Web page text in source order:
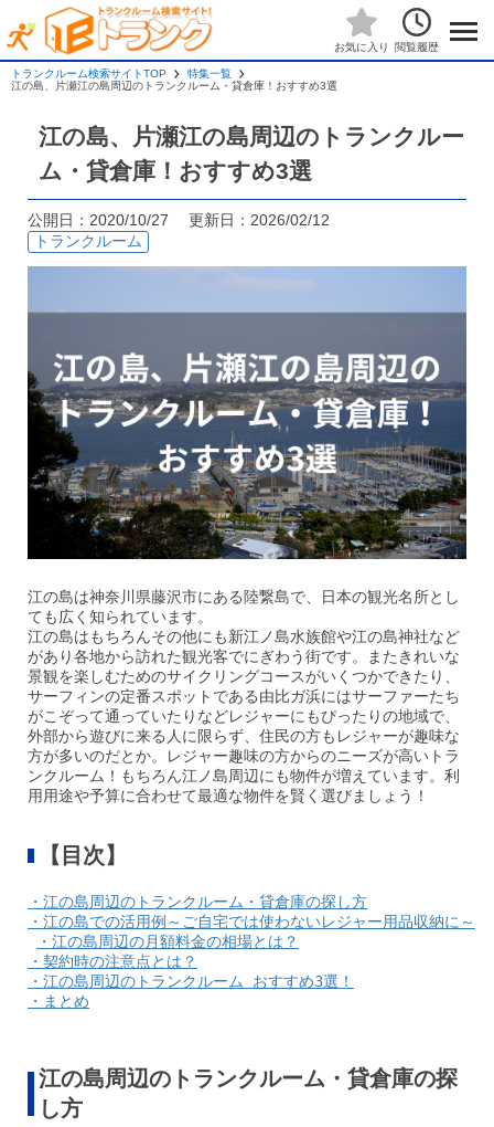
お気に入り 閲覧履歴
トランクルーム検索サイトTOP
特集一覧
江の島、片瀬江の島周辺のトランクルーム・貸倉庫！おすすめ3選
江の島、片瀬江の島周辺のトランクルー
ム・貸倉庫！おすすめ3選
公開日：2020/10/27 更新日：2026/02/12
トランクルーム
江の島は神奈川県藤沢市にある陸繋島で、日本の観光名所とし
ても広く知られています。
江の島はもちろんその他にも新江ノ島水族館や江の島神社など
があり各地から訪れた観光客でにぎわう街です。またきれいな
景観を楽しむためのサイクリングコースがいくつかできたり、
サーフィンの定番スポットである由比ガ浜にはサーファーたち
がこぞって通っていたりなどレジャーにもぴったりの地域で、
外部から遊びに来る人に限らず、住民の方もレジャーが趣味な
方が多いのだとか。レジャー趣味の方からのニーズが高いトラ
ンクルーム！もちろん江ノ島周辺にも物件が増えています。利
用用途や予算に合わせて最適な物件を賢く選びましょう！
【目次】
・江の島周辺のトランクルーム・貸倉庫の探し方
・江の島での活用例～ご自宅では使わないレジャー用品収納に～
・江の島周辺の月額料金の相場とは？
・契約時の注意点とは？
・江の島周辺のトランクルーム おすすめ3選！
・まとめ
江の島周辺のトランクルーム・貸倉庫の探
し方